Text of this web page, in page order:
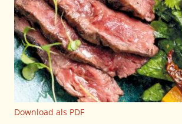
Download als PDF